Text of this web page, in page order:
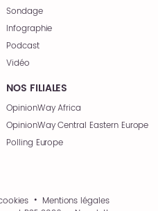
Sondage
Infographie
Podcast
Vidéo
NOS FILIALES
OpinionWay Africa
OpinionWay Central Eastern Europe
Polling Europe
Mentions légales